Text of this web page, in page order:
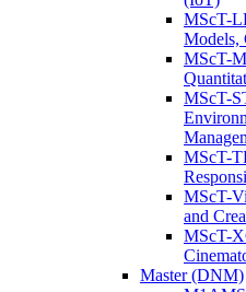
MScT-
Models,
MScT-
MScT-
MScT-
MScT-
and
MScT-
Master (DNM)